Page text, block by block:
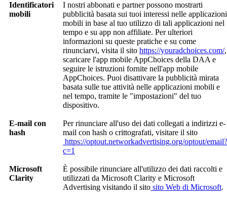
Identificatori
mobili
I nostri abbonati e partner possono mostrarti
pubblicità basata sui tuoi interessi nelle applicazioni
mobili in base al tuo utilizzo di tali applicazioni nel
tempo e su app non affiliate. Per ulteriori
informazioni su queste pratiche e su come
rinunciarvi, visita il sito https://youradchoices.com/,
scaricare l'app mobile AppChoices della DAA e
seguire le istruzioni fornite nell'app mobile
AppChoices. Puoi disattivare la pubblicità mirata
basata sulle tue attività nelle applicazioni mobili e
nel tempo, tramite le "impostazioni" del tuo
dispositivo.
E-mail con
hash
Per rinunciare all'uso dei dati collegati a indirizzi e-
mail con hash o crittografati, visitare il sito
https://optout.networkadvertising.org/optout/email?
c=1
Microsoft
Clarity
È possibile rinunciare all'utilizzo dei dati raccolti e
utilizzati da Microsoft Clarity e Microsoft
Advertising visitando il sito sito Web di Microsoft.